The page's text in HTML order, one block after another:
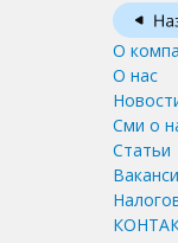
О
О нас
Сми о
Статьи